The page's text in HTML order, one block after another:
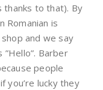
thanks to that). By
Romanian is
and we say
”Hello”. Barber
people
you’re lucky they